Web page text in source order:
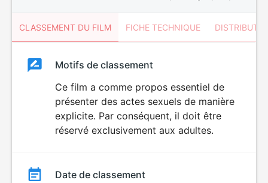
CLASSEMENT DU FILM FICHE TECHNIQUE
ClassementClassement
SEXUALITÉ
EXPLICITE
Motifs de classement
Ce film a comme propos essentiel de
présenter des actes sexuels de manière
explicite. Par conséquent, il doit être
réservé exclusivement aux adultes.
Date de classement